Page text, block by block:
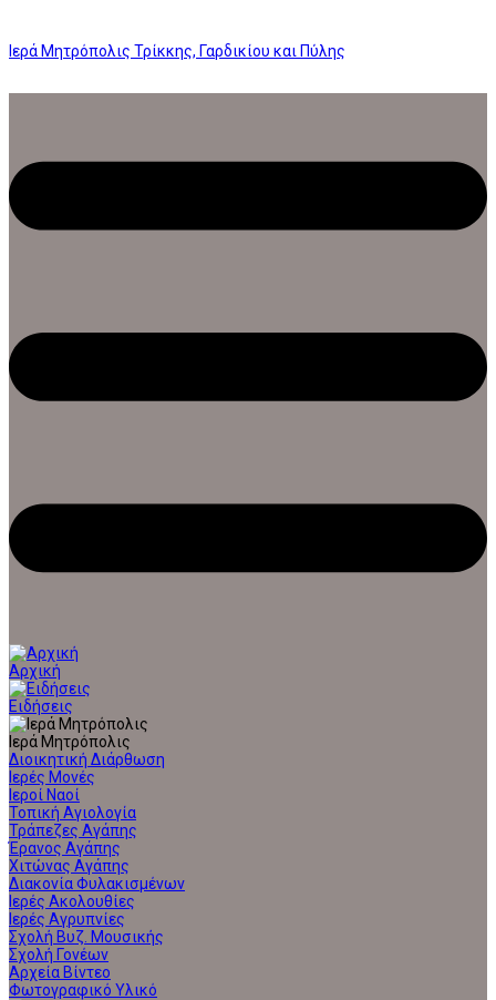
Ιερά Μητρόπολις Τρίκκης, Γαρδικίου και Πύλης
Αρχική
Ειδήσεις
Ιερά Μητρόπολις
Διοικητική Διάρθωση
Ιερές Μονές
Ιεροί Ναοί
Τοπική Αγιολογία
Τράπεζες Αγάπης
Έρανος Αγάπης
Χιτώνας Αγάπης
Διακονία Φυλακισμένων
Ιερές Ακολουθίες
Ιερές Αγρυπνίες
Σχολή Βυζ. Μουσικής
Σχολή Γονέων
Αρχεία Βίντεο
Φωτογραφικό Υλικό